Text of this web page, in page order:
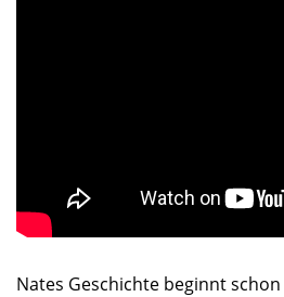
Nates Geschichte beginnt